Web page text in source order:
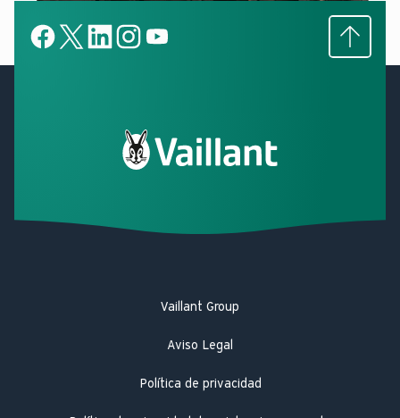
Subir
Vaillant Group
Aviso Legal
Política de privacidad